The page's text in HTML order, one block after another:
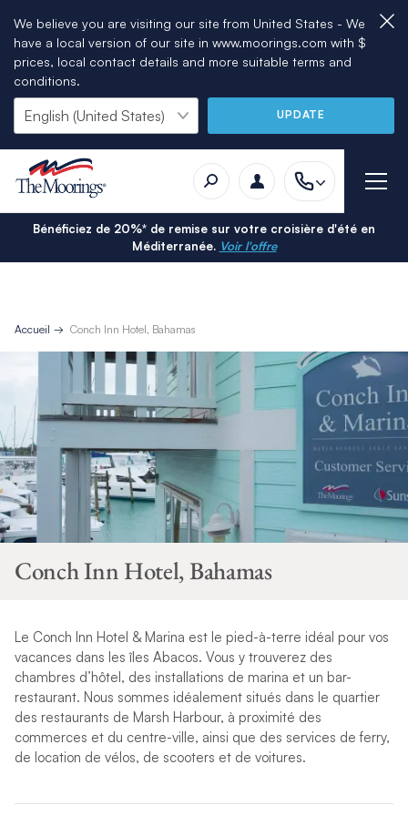
We believe you are visiting our site from United States - We
have a local version of our site in www.moorings.com with $
prices, local contact details and more suitable terms and
conditions.
UPDATE
Bénéficiez de 20%* de remise sur votre croisière d'été en
Méditerranée. Voir l'offre
Accueil Conch Inn Hotel, Bahamas
Conch Inn Hotel, Bahamas
Le Conch Inn Hotel & Marina est le pied-à-terre idéal pour vos
vacances dans les îles Abacos. Vous y trouverez des
chambres d’hôtel, des installations de marina et un bar-
restaurant. Nous sommes idéalement situés dans le quartier
des restaurants de Marsh Harbour, à proximité des
commerces et du centre-ville, ainsi que des services de ferry,
de location de vélos, de scooters et de voitures.
La marina propose les services de location de bateau de The